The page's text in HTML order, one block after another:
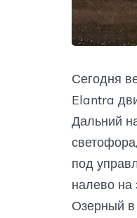
Сегодня
Elantra
Дальний
под
налево
Озерный в